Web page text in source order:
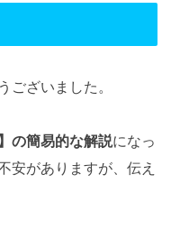
ございました。
の簡易的な解説になっ
安がありますが、伝え